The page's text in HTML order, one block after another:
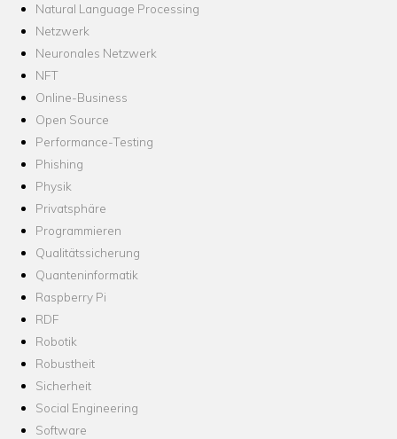
Natural Language Processing
Netzwerk
Neuronales Netzwerk
NFT
Online-Business
Open Source
Performance-Testing
Phishing
Physik
Privatsphäre
Programmieren
Qualitätssicherung
Quanteninformatik
Raspberry Pi
RDF
Robotik
Robustheit
Sicherheit
Social Engineering
Software